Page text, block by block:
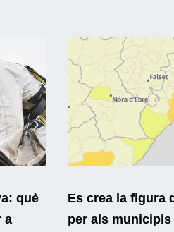
què
a
Es crea la figura
per als municipis